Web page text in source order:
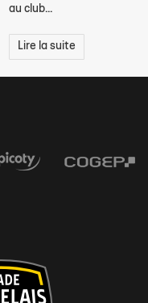
au club...
Lire la suite